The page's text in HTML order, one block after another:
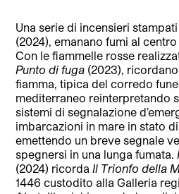
Una serie di incensieri
(2024), emanano fumi al
Con le fiammelle rosse
Punto di fuga (2023),
fiamma, tipica del corredo
mediterraneo reinterpretando
sistemi di segnalazione
imbarcazioni in mare in stato
emettendo un breve segnale
spegnersi in una lunga fumata.
(2024) ricordaIl Trionfo della
1446 custodito alla Galleria